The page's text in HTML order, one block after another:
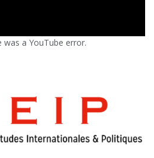
was a YouTube error.